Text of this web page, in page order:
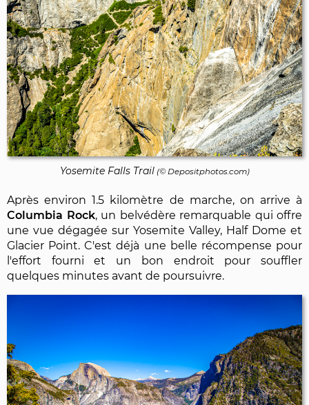
Yosemite Falls Trail(© Depositphotos.com)
Après environ 1.5 kilomètre de marche, on arrive à
Columbia Rock, un belvédère remarquable qui offre
une vue dégagée sur Yosemite Valley, Half Dome et
Glacier Point. C'est déjà une belle récompense pour
l'effort fourni et un bon endroit pour souffler
quelques minutes avant de poursuivre.